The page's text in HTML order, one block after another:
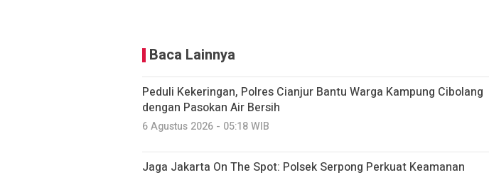
Baca Lainnya
Peduli Kekeringan, Polres Cianjur Bantu Warga Kampung Cibolang
dengan Pasokan Air Bersih
6 Agustus 2026 - 05:18 WIB
Jaga Jakarta On The Spot: Polsek Serpong Perkuat Keamanan